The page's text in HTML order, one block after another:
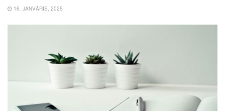
16. JANVĀRIS, 2025